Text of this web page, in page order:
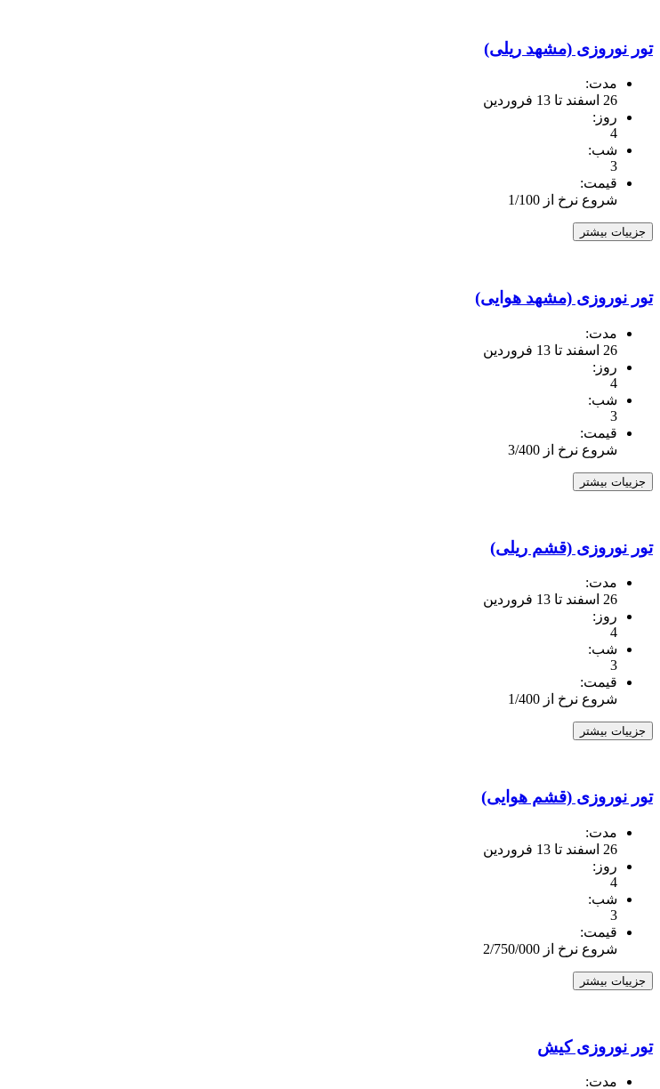
تور نوروزی (مشهد ریلی)
مدت:
26 اسفند تا 13 فروردین
روز:
4
شب:
3
قیمت:
شروع نرخ از 1/100
جزییات بیشتر
تور نوروزی (مشهد هوایی)
مدت:
26 اسفند تا 13 فروردین
روز:
4
شب:
3
قیمت:
شروع نرخ از 3/400
جزییات بیشتر
تور نوروزی (قشم ریلی)
مدت:
26 اسفند تا 13 فروردین
روز:
4
شب:
3
قیمت:
شروع نرخ از 1/400
جزییات بیشتر
تور نوروزی (قشم هوایی)
مدت:
26 اسفند تا 13 فروردین
روز:
4
شب:
3
قیمت:
شروع نرخ از 2/750/000
جزییات بیشتر
تور نوروزی کیش
مدت: